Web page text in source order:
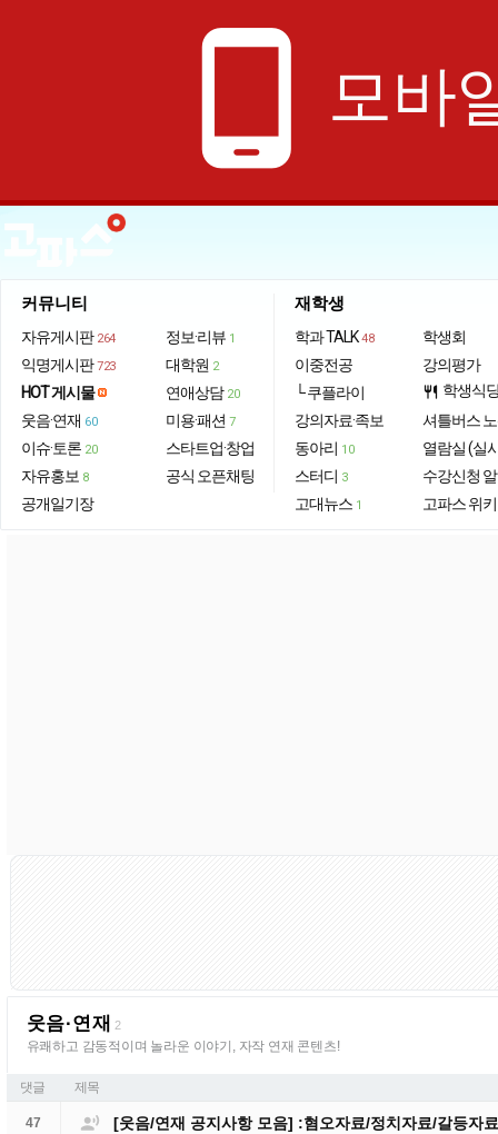
phone_android 모바
커뮤니티
자유게시판 264
익명게시판 723
HOT 게시물
웃음·연재 60
이슈·토론 20
자유홍보 8
공개일기장
정보·리뷰 1
대학원 2
연애상담 20
미용·패션 7
스타트업·창업
공식 오픈채팅
재학생
학과 TALK 48
이중전공
└ 쿠플라이
강의자료·족보
동아리 10
스터디 3
고대뉴스 1
학생회
강의평가
restaurant 학생식
셔틀버스
열람실 (실
수강신청
고파스 위키
웃음·연재 2
유쾌하고 감동적이며 놀라운 이야기, 자작 연재 콘텐츠!
댓글 제목
47  [웃음/연재 공지사항 모음] :혐오자료/정치자료/갈등자